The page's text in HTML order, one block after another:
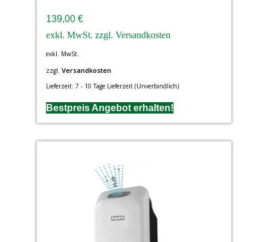
139,00 €
exkl. MwSt.
zzgl. Versandkosten
Lieferzeit: 7 - 10 Tage Lieferzeit (Unverbindlich)
Bestpreis Angebot erhalten!